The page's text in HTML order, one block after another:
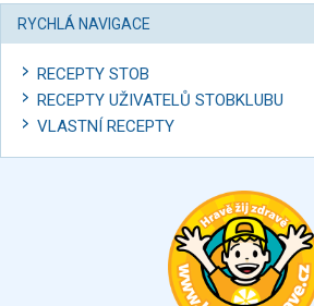
RYCHLÁ NAVIGACE
RECEPTY STOB
RECEPTY UŽIVATELŮ STOBKLUBU
VLASTNÍ RECEPTY